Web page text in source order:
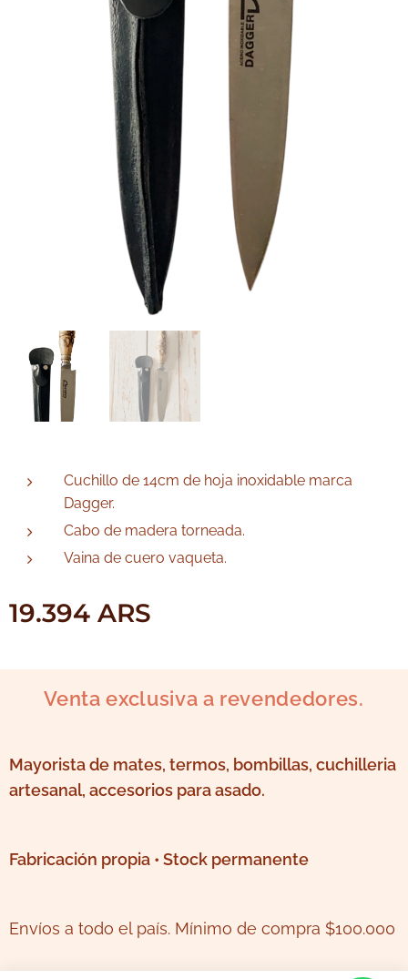
Cuchillo de 14cm de hoja inoxidable marca
Dagger.
Cabo de madera torneada.
Vaina de cuero vaqueta.
19.394 ARS
Venta exclusiva a revendedores.
Mayorista de mates, termos, bombillas, cuchilleria
artesanal, accesorios para asado.
Fabricación propia • Stock permanente
Envíos a todo el país. Mínimo de compra $100.000